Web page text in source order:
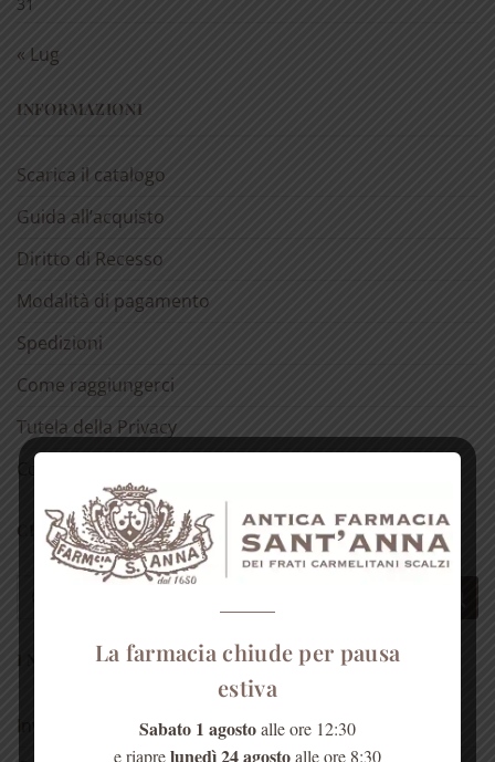
« Lug
INFORMAZIONI
Scarica il catalogo
Guida all’acquisto
Diritto di Recesso
Modalità di pagamento
Spedizioni
Come raggiungerci
Tutela della Privacy
Cookie Policy (UE)
CERCA UN PRODOTTO
I NOSTRI PRODOTTI
Invito alla prova
La farmacia chiude per pausa
estiva
Sabato 1 agostoalle ore 12:30
e riaprelunedì 24 agostoalle ore 8:30